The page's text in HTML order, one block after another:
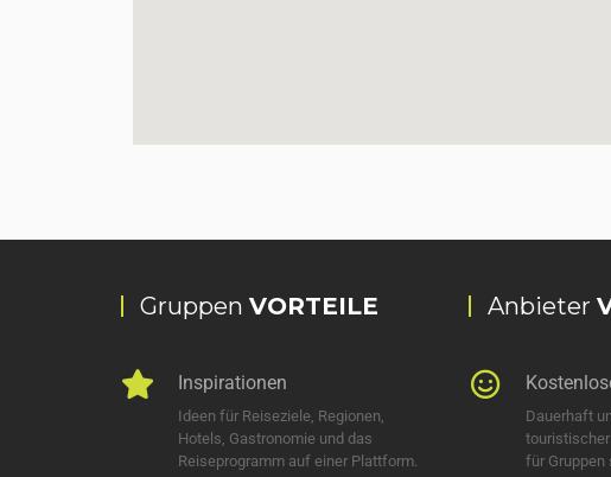
Gruppen VORTEILE
Inspirationen
Ideen für Reiseziele, Regionen,
Hotels, Gastronomie und das
Reiseprogramm auf einer Plattform.
Anbieter
Dauerhaft
touristischer
für Gruppen